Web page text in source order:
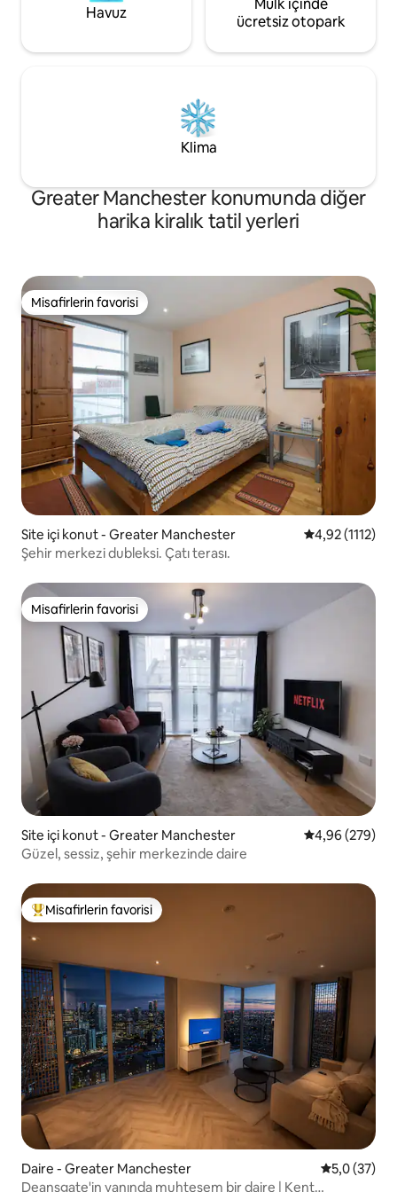
Havuz
Mülk içinde
ücretsiz otopark
Klima
Greater Manchester konumunda diğer
harika kiralık tatil yerleri
Misafirlerin favorisi
Misafirlerin favorisi
Site içi konut - Greater Manchester 5 üzerinden
4,92 (1112)
Şehir merkezi dubleksi. Çatı terası.
Misafirlerin favorisi
Misafirlerin favorisi
Site içi konut - Greater Manchester 5 üzerinden
4,96 (279)
Güzel, sessiz, şehir merkezinde daire
Misafirlerin favorilerinden en beğenilenler arasında
Misafirlerin favorisi
Daire - Greater Manchester 5 üzerinden
5,0 (37)
Deansgate'in yanında muhteşem bir daire | Kent